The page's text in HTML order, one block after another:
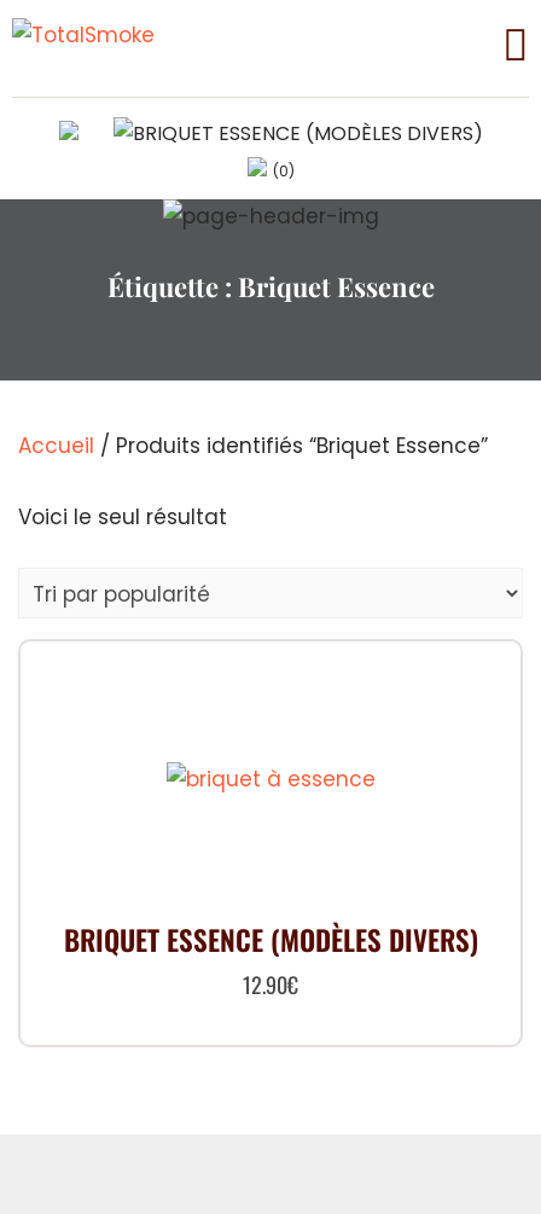
(0)
Étiquette : Briquet Essence
Accueil / Produits identifiés “Briquet Essence”
Voici le seul résultat
BRIQUET ESSENCE (MODÈLES DIVERS)
12.90€